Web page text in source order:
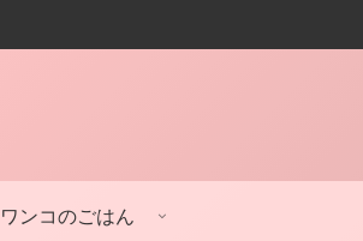
ワンコのごはん